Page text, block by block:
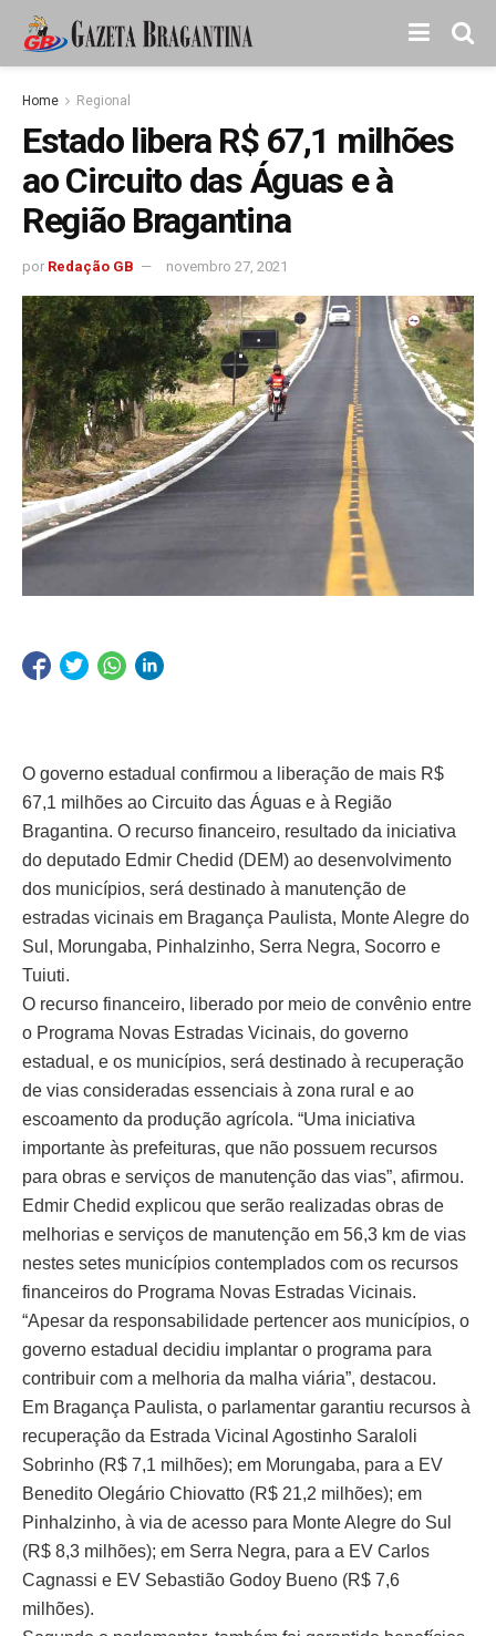
Home Regional
Estado libera R$ 67,1 milhões
ao Circuito das Águas e à
Região Bragantina
por Redação GB novembro 27, 2021
O governo estadual confirmou a liberação de mais R$
67,1 milhões ao Circuito das Águas e à Região
Bragantina. O recurso financeiro, resultado da iniciativa
do deputado Edmir Chedid (DEM) ao desenvolvimento
dos municípios, será destinado à manutenção de
estradas vicinais em Bragança Paulista, Monte Alegre do
Sul, Morungaba, Pinhalzinho, Serra Negra, Socorro e
Tuiuti.
O recurso financeiro, liberado por meio de convênio entre
o Programa Novas Estradas Vicinais, do governo
estadual, e os municípios, será destinado à recuperação
de vias consideradas essenciais à zona rural e ao
escoamento da produção agrícola. “Uma iniciativa
importante às prefeituras, que não possuem recursos
para obras e serviços de manutenção das vias”, afirmou.
Edmir Chedid explicou que serão realizadas obras de
melhorias e serviços de manutenção em 56,3 km de vias
nestes setes municípios contemplados com os recursos
financeiros do Programa Novas Estradas Vicinais.
“Apesar da responsabilidade pertencer aos municípios, o
governo estadual decidiu implantar o programa para
contribuir com a melhoria da malha viária”, destacou.
Em Bragança Paulista, o parlamentar garantiu recursos à
recuperação da Estrada Vicinal Agostinho Saraloli
Sobrinho (R$ 7,1 milhões); em Morungaba, para a EV
Benedito Olegário Chiovatto (R$ 21,2 milhões); em
Pinhalzinho, à via de acesso para Monte Alegre do Sul
(R$ 8,3 milhões); em Serra Negra, para a EV Carlos
Cagnassi e EV Sebastião Godoy Bueno (R$ 7,6
milhões).